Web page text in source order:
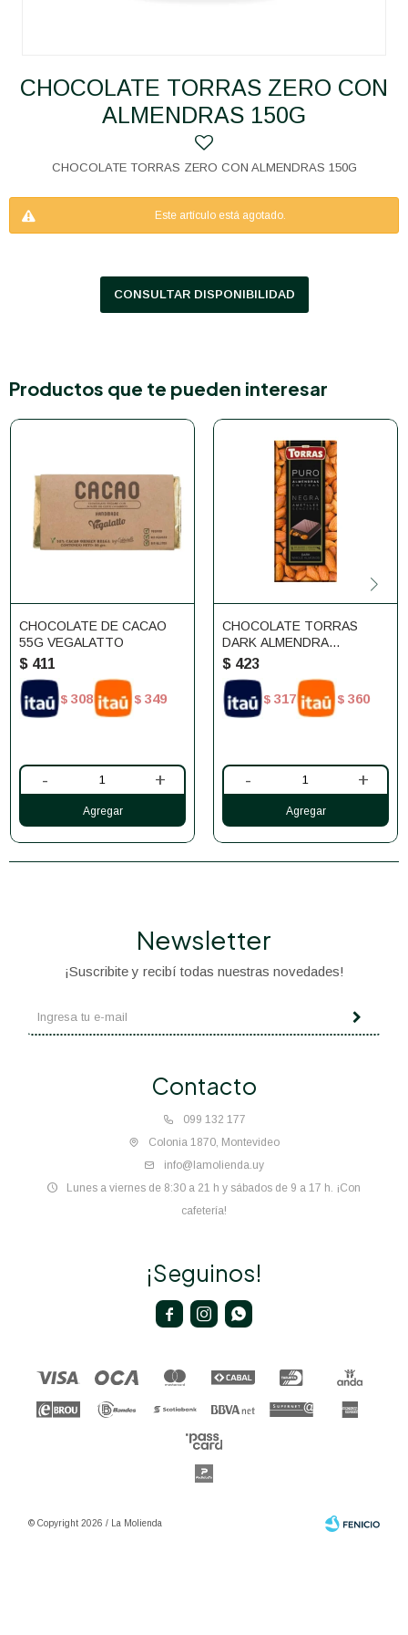
CHOCOLATE TORRAS ZERO CON
ALMENDRAS 150G
CHOCOLATE TORRAS ZERO CON ALMENDRAS 150G
Este artículo está agotado.
CONSULTAR DISPONIBILIDAD
Productos que te pueden interesar
CHOCOLATE DE CACAO
55G VEGALATTO
$ 411
$ 308 $ 349
- +
CHOCOLATE TORRAS
DARK ALMENDRA
ENTERAS
$ 423
$ 317 $ 360
- +
Contacto
099 132 177
Colonia 1870, Montevideo
info@lamolienda.uy
Lunes a viernes de 8:30 a 21 h y sábados de 9 a 17 h. ¡Con
cafetería!
Newsletter
¡Suscribite y recibí todas nuestras novedades!
¡Seguinos!
  
© Copyright 2026 / La Molienda